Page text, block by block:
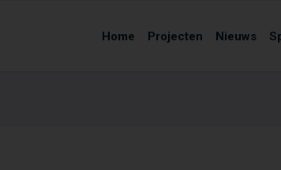
Home Projecten Nieuws